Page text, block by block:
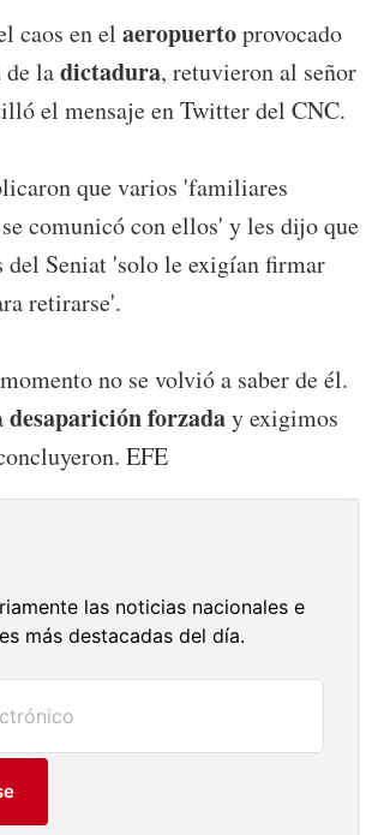
caos en el aeropuertoprovocado
de ladictadura, retuvieron al señor
el mensaje en Twitter del CNC.
que varios 'familiares
comunicó con ellos' y les dijo que
Seniat 'solo le exigían firmar
retirarse'.
no se volvió a saber de él.
desaparición forzaday exigimos
EFE
las noticias nacionales e
más destacadas del día.